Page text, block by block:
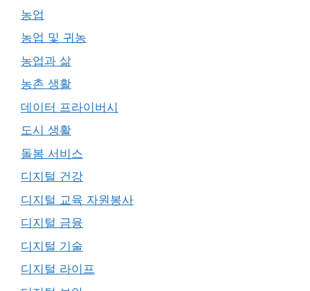
농업
농업 및 귀농
농업과 삶
농촌 생활
데이터 프라이버시
도시 생활
돌봄 서비스
디지털 건강
디지털 교육 자원봉사
디지털 금융
디지털 기술
디지털 라이프